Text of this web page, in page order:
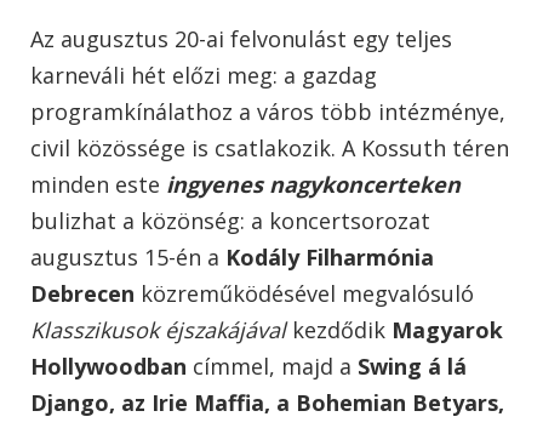
Az augusztus 20-ai felvonulást egy teljes
karneváli hét előzi meg: a gazdag
programkínálathoz a város több intézménye,
civil közössége is csatlakozik. A Kossuth téren
minden este ingyenes nagykoncerteken
bulizhat a közönség: a koncertsorozat
augusztus 15-én a Kodály Filharmónia
Debrecen közreműködésével megvalósuló
Klasszikusok éjszakájávalkezdődik Magyarok
Hollywoodban címmel, majd a Swing á lá
Django, az Irie Maffia, a Bohemian Betyars,